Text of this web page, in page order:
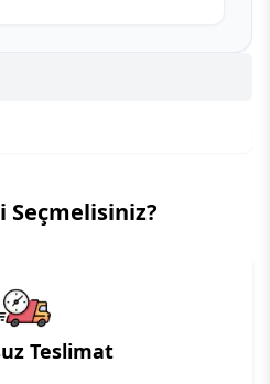
Seçmelisiniz?
Teslimat